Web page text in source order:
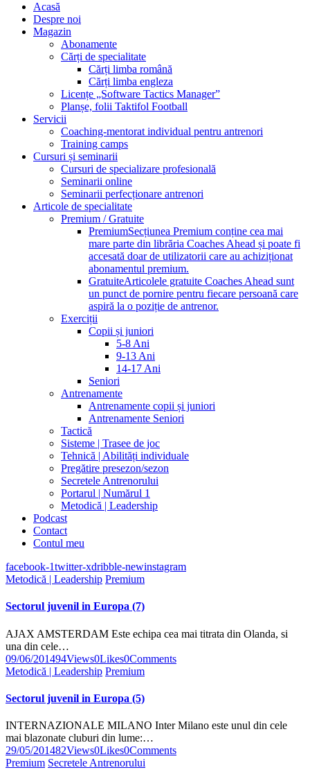
Acasă
Despre noi
Magazin
Abonamente
Cărți de specialitate
Cărți limba română
Cărți limba engleza
Licențe „Software Tactics Manager”
Planșe, folii Taktifol Football
Servicii
Coaching-mentorat individual pentru antrenori
Training camps
Cursuri și seminarii
Cursuri de specializare profesională
Seminarii online
Seminarii perfecționare antrenori
Articole de specialitate
Premium / Gratuite
PremiumSecțiunea Premium conține cea mai
mare parte din librăria Coaches Ahead și poate fi
accesată doar de utilizatorii care au achiziționat
abonamentul premium.
GratuiteArticolele gratuite Coaches Ahead sunt
un punct de pornire pentru fiecare persoană care
aspiră la o poziție de antrenor.
Exerciții
Copii și juniori
5-8 Ani
9-13 Ani
14-17 Ani
Seniori
Antrenamente
Antrenamente copii și juniori
Antrenamente Seniori
Tactică
Sisteme | Trasee de joc
Tehnică | Abilități individuale
Pregătire presezon/sezon
Secretele Antrenorului
Portarul | Numărul 1
Metodică | Leadership
Podcast
Contact
Contul meu
facebook-1twitter-xdribble-newinstagram
Metodică | Leadership Premium
Sectorul juvenil in Europa (7)
AJAX AMSTERDAM Este echipa cea mai titrata din Olanda, si
una din cele…
09/06/201494Views0Likes0Comments
Metodică | Leadership Premium
Sectorul juvenil in Europa (5)
INTERNAZIONALE MILANO Inter Milano este unul din cele
mai blazonate cluburi din lume:…
29/05/201482Views0Likes0Comments
Premium Secretele Antrenorului